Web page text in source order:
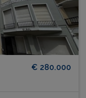
€ 280.000